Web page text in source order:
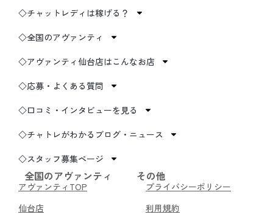
◇チャットレディは稼げる？
◇全国のアヴァンティ
◇アヴァンティ仙台店はこんなお店
◇応募・よくある質問
◇口コミ・インタビューを見る
◇チャトレがわかるブログ・ニュース
◇スタッフ募集ページ
全国のアヴァンティ
アヴァンティTOP
仙台店
その他
プライバシーポリシー
利用規約